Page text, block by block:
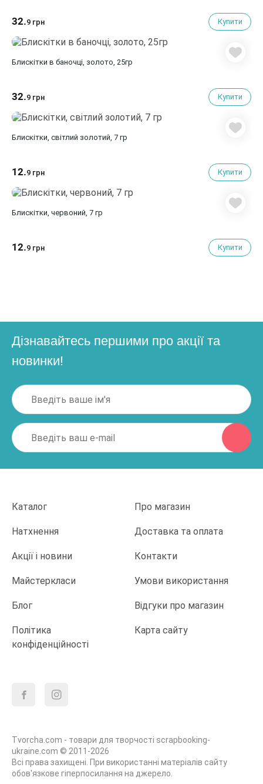
32.9 грн Купити
Блискітки в баночці, золото, 25гр
32.9 грн Купити
Блискітки, світлий золотий, 7 гр
12.9 грн Купити
Блискітки, червоний, 7 гр
12.9 грн Купити
Дізнавайтесь першими про акції та
новинки!
Каталог Про магазин
Натхнення Доставка та оплата
Акції і новини Контакти
Майстеркласи Умови використання
Блог Відгуки про магазин
Політика
конфіденційності
Карта сайту
Tvorcha.com - товари для творчості scrapbooking-
ukraine.com © 2011-2026
Всі права захищені. При використанні матеріалів сайту
обов'язкове гіперпосилання на джерело.